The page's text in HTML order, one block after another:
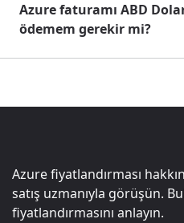
Azure faturamı ABD
ödemem gerekir mi?
Azure fiyatlandırması
satış uzmanıyla görüşün.
fiyatlandırmasını anlayın.